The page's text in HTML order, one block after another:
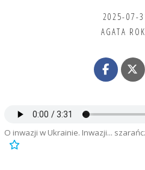
2025-07-
AGATA
O inwazji w Ukrainie. Inwazji...